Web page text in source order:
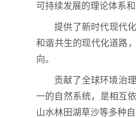
可持续发展的理论体系和
提供了新时代现代
和谐共生的现代化道路
向。
贡献了全球环境治
一的自然系统，是相互
山水林田湖草沙等多种